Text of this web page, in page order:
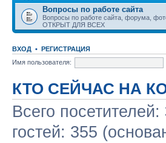
Вопросы по работе сайта
Вопросы по работе сайта, форума,
ОТКРЫТ ДЛЯ ВСЕХ
ВХОД • РЕГИСТРАЦИЯ
Имя пользователя:
КТО СЕЙЧАС НА
Всего посетителей:
гостей: 355